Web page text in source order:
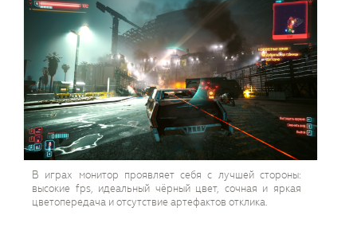
В играх монитор проявляет себя с лучшей стороны:
высокие fps, идеальный чёрный цвет, сочная и яркая
цветопередача и отсутствие артефактов отклика.